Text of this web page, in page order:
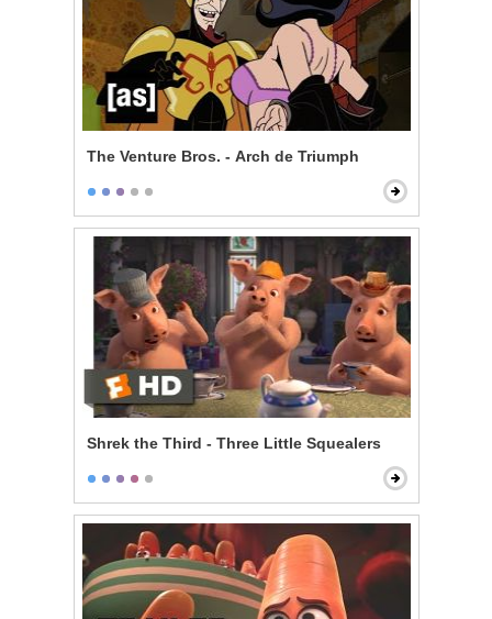
The Venture Bros. - Arch de Triumph
Shrek the Third - Three Little Squealers